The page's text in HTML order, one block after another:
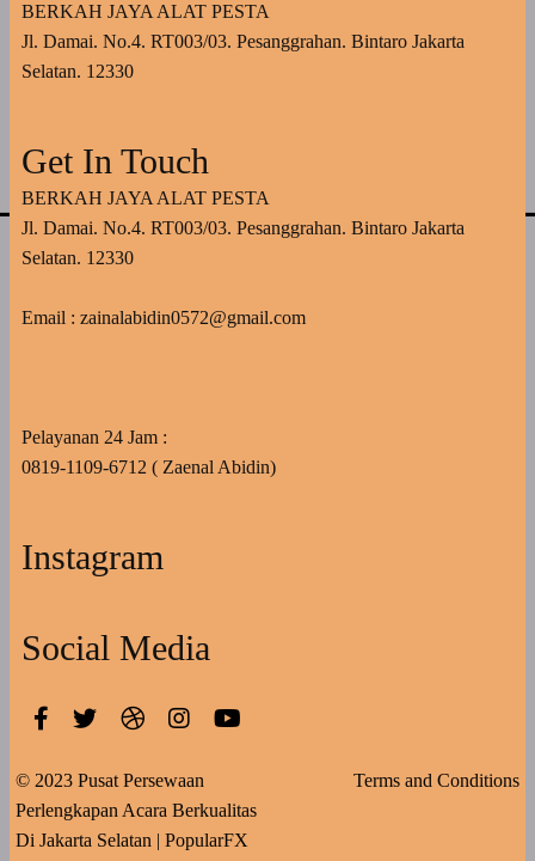
BERKAH JAYA ALAT PESTA
Jl. Damai. No.4. RT003/03. Pesanggrahan. Bintaro Jakarta
Selatan. 12330
Get In Touch
BERKAH JAYA ALAT PESTA
Jl. Damai. No.4. RT003/03. Pesanggrahan. Bintaro Jakarta
Selatan. 12330
Email : zainalabidin0572@gmail.com
Pelayanan 24 Jam :
0819-1109-6712 ( Zaenal Abidin)
Instagram
Social Media
© 2023 Pusat Persewaan
Perlengkapan Acara Berkualitas
Di Jakarta Selatan | PopularFX
Terms and Conditions